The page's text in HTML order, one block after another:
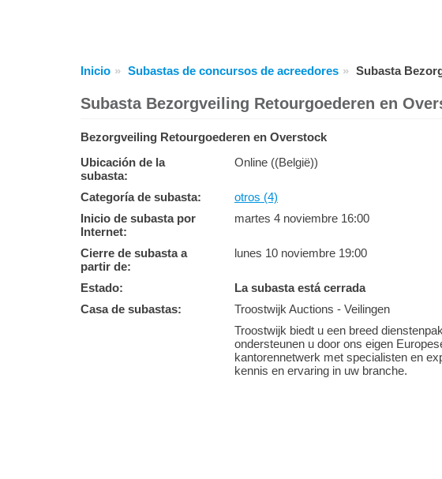
Inicio Subastas de concursos de acreedores Subasta
Subasta Bezorgveiling Retourgoederen en
Bezorgveiling Retourgoederen en Overstock
Ubicación de la
subasta:
Online ((België))
Categoría de subasta:
otros (4)
Inicio de subasta por
Internet:
martes 4 noviembre 16:00
Cierre de subasta a
partir de:
lunes 10 noviembre 19:00
Estado:
La subasta está cerrada
Casa de subastas:
Troostwijk Auctions - Veilingen
Troostwijk biedt u een breed
ondersteunen u door ons eigen
kantorennetwerk met specialisten en
kennis en ervaring in uw branche.